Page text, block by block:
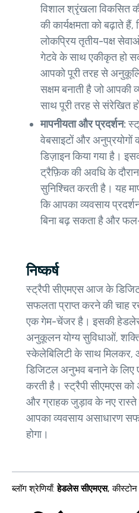
विशाल श्रृंखला विकसित
की कार्यक्षमता को
लोकप्रिय तृतीय-पक्ष
गेटवे के साथ एकीकृत हो
आपको पूरी तरह से
सक्षम बनाती है जो
साथ पूरी तरह से संरेखित
मापनीयता और प्रदर्शन:
वेबसाइटों और अनुप्रयोगों
डिज़ाइन किया गया है।
ट्रैफ़िक की अवधि के दौरान
सुनिश्चित करती है। यह
कि आपका व्यवसाय
बिना बढ़ सकता है और
निष्कर्ष
स्ट्रैपी सीएमएस आज के
सफलता प्राप्त करने की चाह
एक गेम-चेंजर है। इसकी
अनुकूलन योग्य सुविधाओं,
स्केलेबिलिटी के साथ मिलकर,
डिजिटल अनुभव बनाने के लिए
करती है। स्ट्रैपी सीएमएस को
और ग्राहक जुड़ाव के नए
आपका व्यवसाय असाधारण
होगा।
ब्लॉग श्रेणियाँ: हेडलेस सीएमएस,